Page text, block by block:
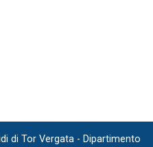
di Tor Vergata - Dipartimento